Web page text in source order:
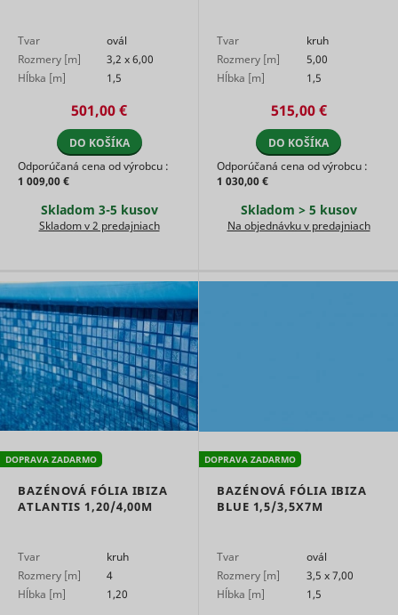
Tvar
ovál
Rozmery [m]
3,2 x 6,00
Hĺbka [m]
1,5
501,00 €
DO KOŠÍKA
Odporúčaná cena od výrobcu :
1 009,00 €
Skladom 3-5 kusov
Skladom v 2 predajniach
Tvar
kruh
Rozmery [m]
5,00
Hĺbka [m]
1,5
515,00 €
DO KOŠÍKA
Odporúčaná cena od výrobcu :
1 030,00 €
Skladom > 5 kusov
Na objednávku v predajniach
DOPRAVA ZADARMO
BAZÉNOVÁ FÓLIA IBIZA
ATLANTIS 1,20/4,00M
Tvar
kruh
Rozmery [m]
4
Hĺbka [m]
1,20
DOPRAVA ZADARMO
BAZÉNOVÁ FÓLIA IBIZA
BLUE 1,5/3,5X7M
Tvar
ovál
Rozmery [m]
3,5 x 7,00
Hĺbka [m]
1,5